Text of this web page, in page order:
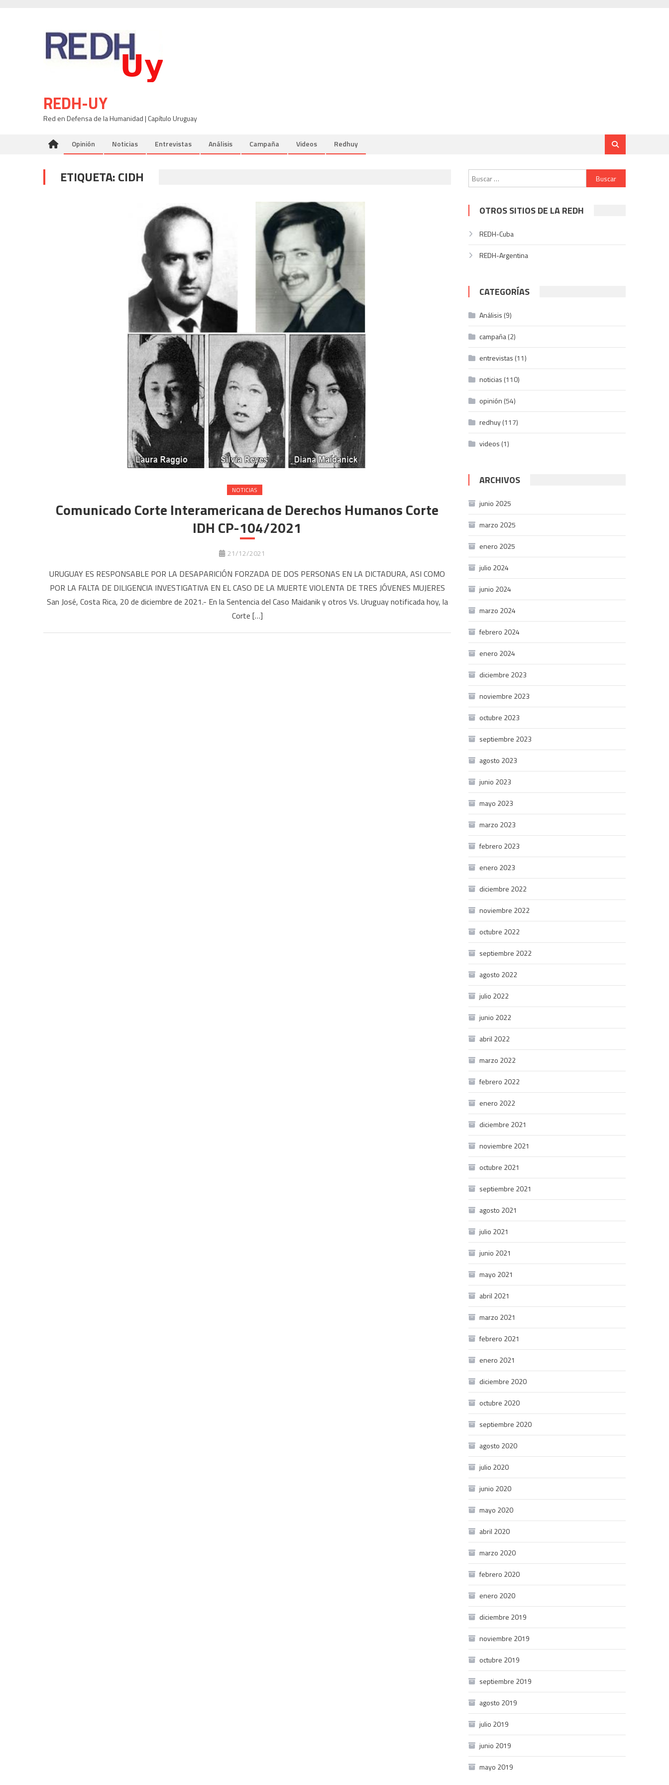
REDH-UY
Red en Defensa de la Humanidad | Capítulo Uruguay
Opinión Noticias Entrevistas Análisis Campaña Videos Redhuy
ETIQUETA:CIDH
NOTICIAS
Comunicado Corte Interamericana de Derechos Humanos Corte
IDH CP-104/2021
21/12/2021
URUGUAY ES RESPONSABLE POR LA DESAPARICIÓN FORZADA DE DOS PERSONAS EN LA DICTADURA, ASI COMO
POR LA FALTA DE DILIGENCIA INVESTIGATIVA EN EL CASO DE LA MUERTE VIOLENTA DE TRES JÓVENES MUJERES
San José, Costa Rica, 20 de diciembre de 2021.- En la Sentencia del Caso Maidanik y otros Vs. Uruguay notificada hoy, la
Corte […]
Buscar:
OTROS SITIOS DE LA REDH
REDH-Cuba
REDH-Argentina
CATEGORÍAS
Análisis (9)
campaña(2)
entrevistas (11)
noticias (110)
opinión (54)
redhuy(117)
videos (1)
ARCHIVOS
junio 2025
marzo 2025
enero 2025
julio 2024
junio 2024
marzo 2024
febrero 2024
enero 2024
diciembre 2023
noviembre 2023
octubre 2023
septiembre 2023
agosto 2023
junio 2023
mayo 2023
marzo 2023
febrero 2023
enero 2023
diciembre 2022
noviembre 2022
octubre 2022
septiembre 2022
agosto 2022
julio 2022
junio 2022
abril 2022
marzo 2022
febrero 2022
enero 2022
diciembre 2021
noviembre 2021
octubre 2021
septiembre 2021
agosto 2021
julio 2021
junio 2021
mayo 2021
abril 2021
marzo 2021
febrero 2021
enero 2021
diciembre 2020
octubre 2020
septiembre 2020
agosto 2020
julio 2020
junio 2020
mayo 2020
abril 2020
marzo 2020
febrero 2020
enero 2020
diciembre 2019
noviembre 2019
octubre 2019
septiembre 2019
agosto 2019
julio 2019
junio 2019
mayo 2019